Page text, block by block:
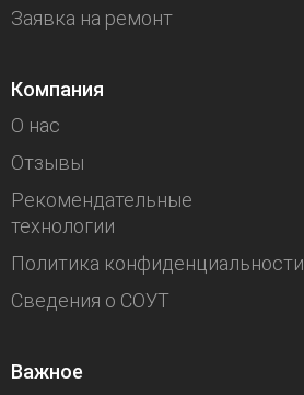
Заявка на ремонт
Компания
О нас
Отзывы
Рекомендательные
технологии
Политика конфиденциальности
Сведения о СОУТ
Важное